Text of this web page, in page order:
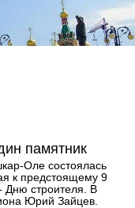
памятник
Оле состоялась
к предстоящему 9
Дню строителя. В
Юрий Зайцев.